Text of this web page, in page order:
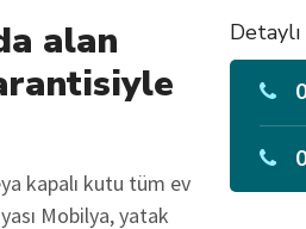
alan
kapalı kutu tüm ev
Mobilya, yatak